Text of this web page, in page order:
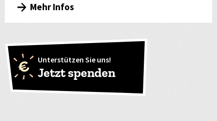
Mehr Infos
Unterstützen Sie uns!
Jetzt spenden